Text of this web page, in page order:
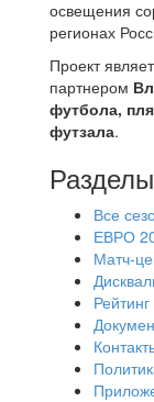
освещения
регионах
Проект
партнером
футбола,
футзала.
Разделы
Все
ЕВРО
Матч-
Рейтинг